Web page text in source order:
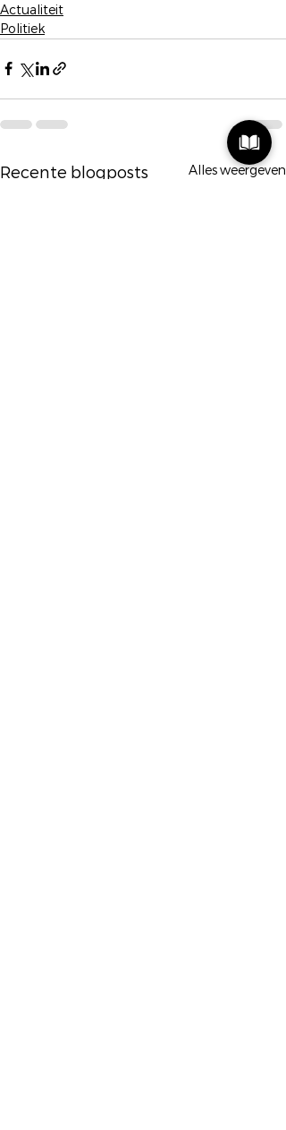
Actualiteit
Politiek
Recente blogposts Alles weergeven